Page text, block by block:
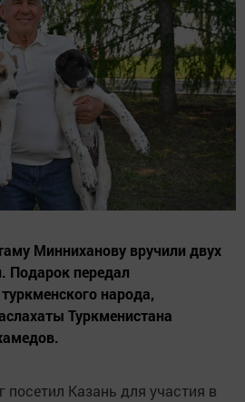
Минниханову вручили двух
Подарок передал
народа,
Туркменистана
Казань для участия в